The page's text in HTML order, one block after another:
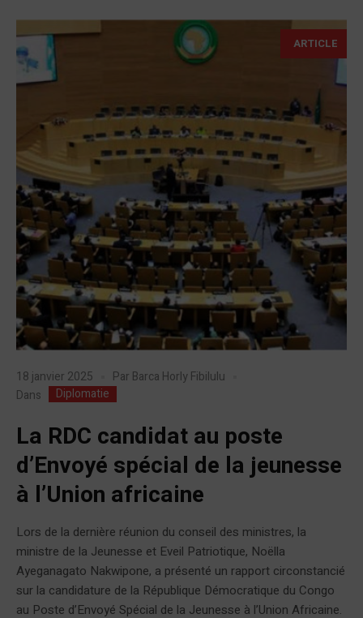
ARTICLE
18 janvier 2025 Par Barca Horly Fibilulu
Dans
Diplomatie
La RDC candidat au poste
d’Envoyé spécial de la jeunesse
à l’Union africaine
Lors de la dernière réunion du conseil des ministres, la
ministre de la Jeunesse et Eveil Patriotique, Noëlla
Ayeganagato Nakwipone, a présenté un rapport circonstancié
sur la candidature de la République Démocratique du Congo
au Poste d’Envoyé Spécial de la Jeunesse à l’Union Africaine.